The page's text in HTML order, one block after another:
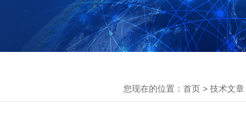
您现在的位置： 首页 > 技术文章